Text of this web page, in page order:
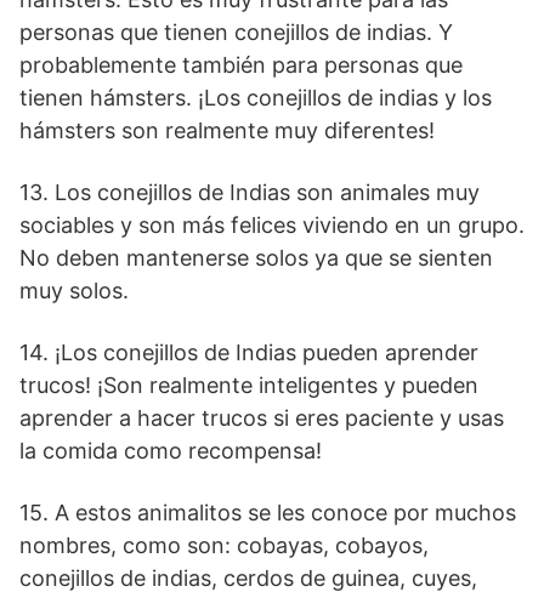
personas que tienen conejillos de indias. Y
probablemente también para personas que
tienen hámsters. ¡Los conejillos de indias y los
hámsters son realmente muy diferentes!
13. Los conejillos de Indias son animales muy
sociables y son más felices viviendo en un grupo.
No deben mantenerse solos ya que se sienten
muy solos.
14. ¡Los conejillos de Indias pueden aprender
trucos! ¡Son realmente inteligentes y pueden
aprender a hacer trucos si eres paciente y usas
la comida como recompensa!
15. A estos animalitos se les conoce por muchos
nombres, como son: cobayas, cobayos,
conejillos de indias, cerdos de guinea, cuyes,